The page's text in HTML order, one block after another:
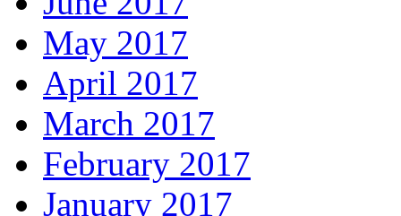
May 2017
April 2017
March 2017
February 2017
January 2017